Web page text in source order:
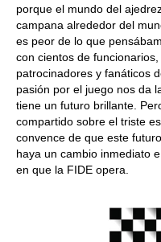
porque el mundo del
campana alrededor del
es peor de lo que
con cientos de
patrocinadores y fanáticos
pasión por el juego nos da
tiene un futuro brillante.
compartido sobre el triste
convence de que este
haya un cambio inmediato
en que la FIDE opera.